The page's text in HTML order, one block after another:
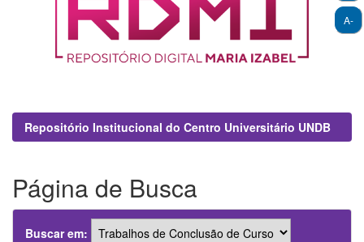
A-
Repositório Institucional do Centro Universitário UNDB
Página de Busca
Buscar em: